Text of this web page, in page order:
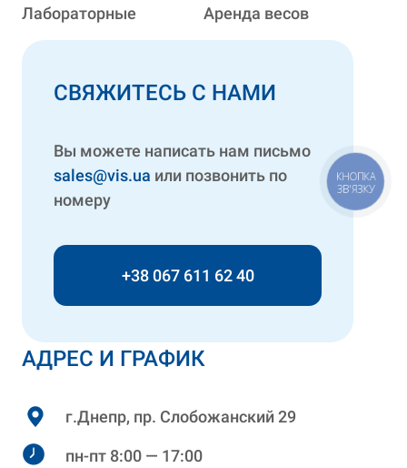
АДРЕС И ГРАФИК
г.Днепр, пр. Слобожанский 29
пн-пт 8:00 — 17:00
Лабораторные Аренда весов
СВЯЖИТЕСЬ С НАМИ
Вы можете написать нам письмо
sales@vis.ua или позвонить по
номеру
+38 067 611 62 40
КНОПКА
ЗВ'ЯЗКУ